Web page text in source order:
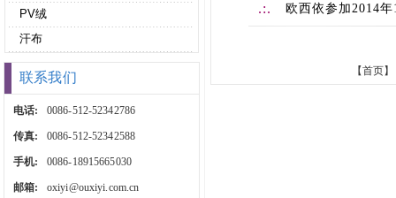
PV绒
汗布
联系我们
电话: 0086-512-52342786
传真: 0086-512-52342588
手机: 0086-18915665030
邮箱: oxiyi@ouxiyi.com.cn
.:. 欧西依参加2014
【首页】